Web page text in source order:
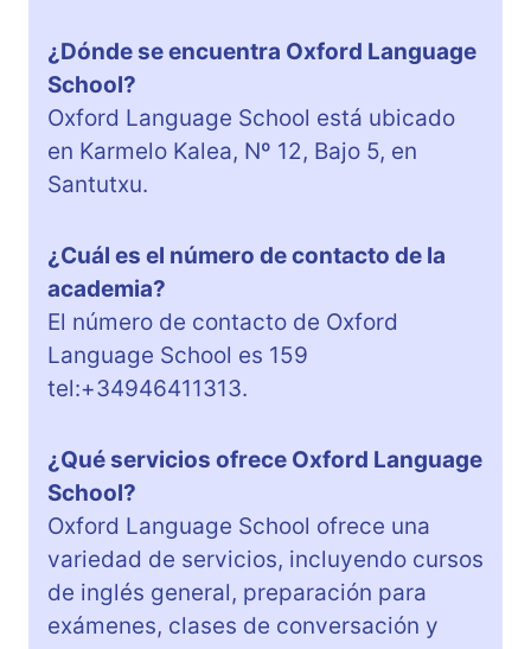
¿Dónde se encuentra Oxford Language
School?
Oxford Language School está ubicado
en Karmelo Kalea, Nº 12, Bajo 5, en
Santutxu.
¿Cuál es el número de contacto de la
academia?
El número de contacto de Oxford
Language School es 159
tel:+34946411313.
¿Qué servicios ofrece Oxford Language
School?
Oxford Language School ofrece una
variedad de servicios, incluyendo cursos
de inglés general, preparación para
exámenes, clases de conversación y